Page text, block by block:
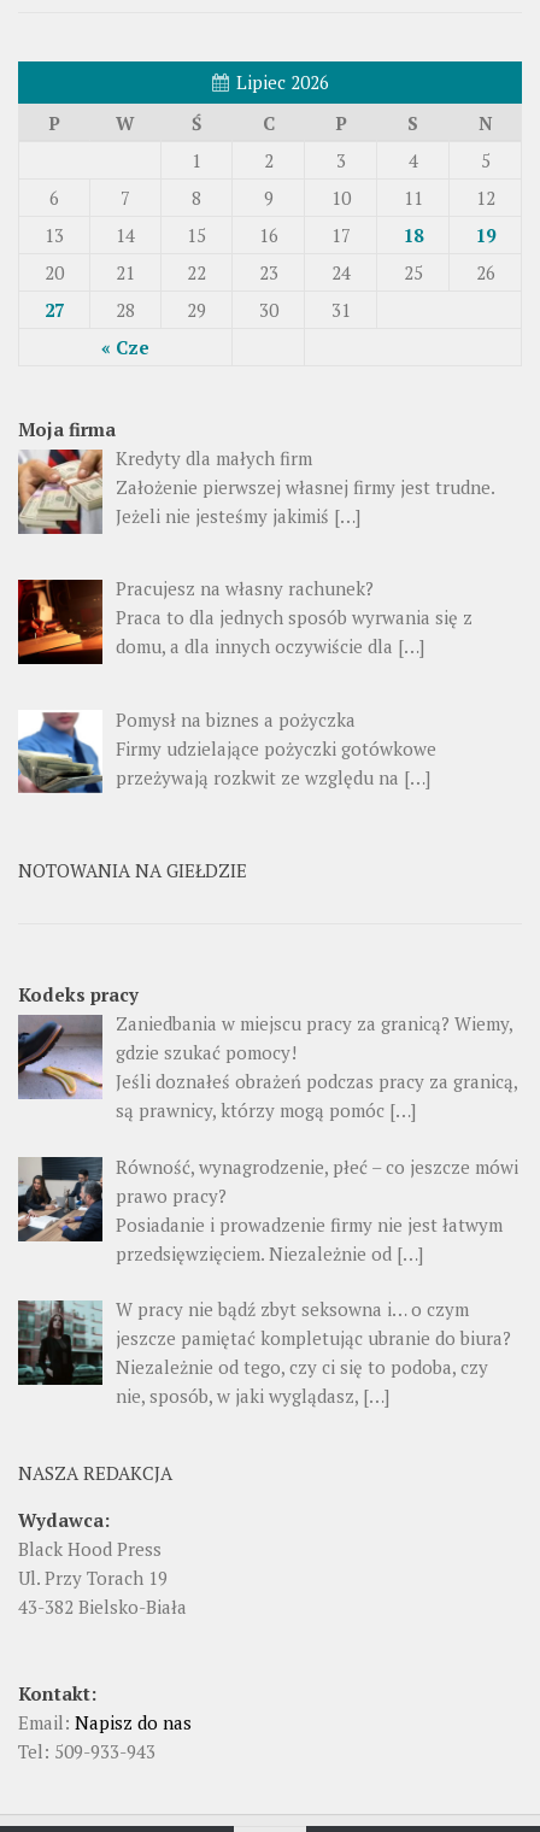
Lipiec 2026
P
W Ś C P S N
« Cze
1 2 3 4
5
6
7 8 9 10 11
12
13
14 15 16 17 18
19
20
21 22 23 24 25
26
27
28 29 30 31
Moja firma
Kredyty dla małych firm
Założenie pierwszej własnej firmy jest trudne.
Jeżeli nie jesteśmy jakimiś […]
Pracujesz na własny rachunek?
Praca to dla jednych sposób wyrwania się z
domu, a dla innych oczywiście dla […]
Pomysł na biznes a pożyczka
Firmy udzielające pożyczki gotówkowe
przeżywają rozkwit ze względu na […]
NOTOWANIA NA GIEŁDZIE
Kodeks pracy
Zaniedbania w miejscu pracy za granicą? Wiemy,
gdzie szukać pomocy!
Jeśli doznałeś obrażeń podczas pracy za granicą,
są prawnicy, którzy mogą pomóc […]
Równość, wynagrodzenie, płeć – co jeszcze mówi
prawo pracy?
Posiadanie i prowadzenie firmy nie jest łatwym
przedsięwzięciem. Niezależnie od […]
W pracy nie bądź zbyt seksowna i… o czym
jeszcze pamiętać kompletując ubranie do biura?
Niezależnie od tego, czy ci się to podoba, czy
nie, sposób, w jaki wyglądasz, […]
NASZA REDAKCJA
Wydawca:
Black Hood Press
Ul. Przy Torach 19
43-382 Bielsko-Biała
Kontakt:
Email: Napisz do nas
Tel: 509-933-943